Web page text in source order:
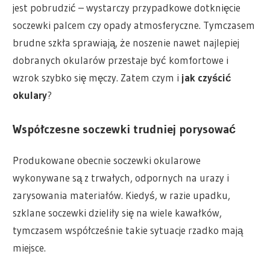
jest pobrudzić – wystarczy przypadkowe dotknięcie
soczewki palcem czy opady atmosferyczne. Tymczasem
brudne szkła sprawiają, że noszenie nawet najlepiej
dobranych okularów przestaje być komfortowe i
wzrok szybko się męczy. Zatem czym i jak czyścić
okulary?
Współczesne soczewki trudniej porysować
Produkowane obecnie soczewki okularowe
wykonywane są z trwałych, odpornych na urazy i
zarysowania materiałów. Kiedyś, w razie upadku,
szklane soczewki dzieliły się na wiele kawałków,
tymczasem współcześnie takie sytuacje rzadko mają
miejsce.